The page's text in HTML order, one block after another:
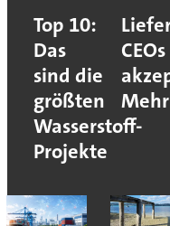
Top 10:
Das
sind die
größten
Wasserstoff-
Projekte
CEOs